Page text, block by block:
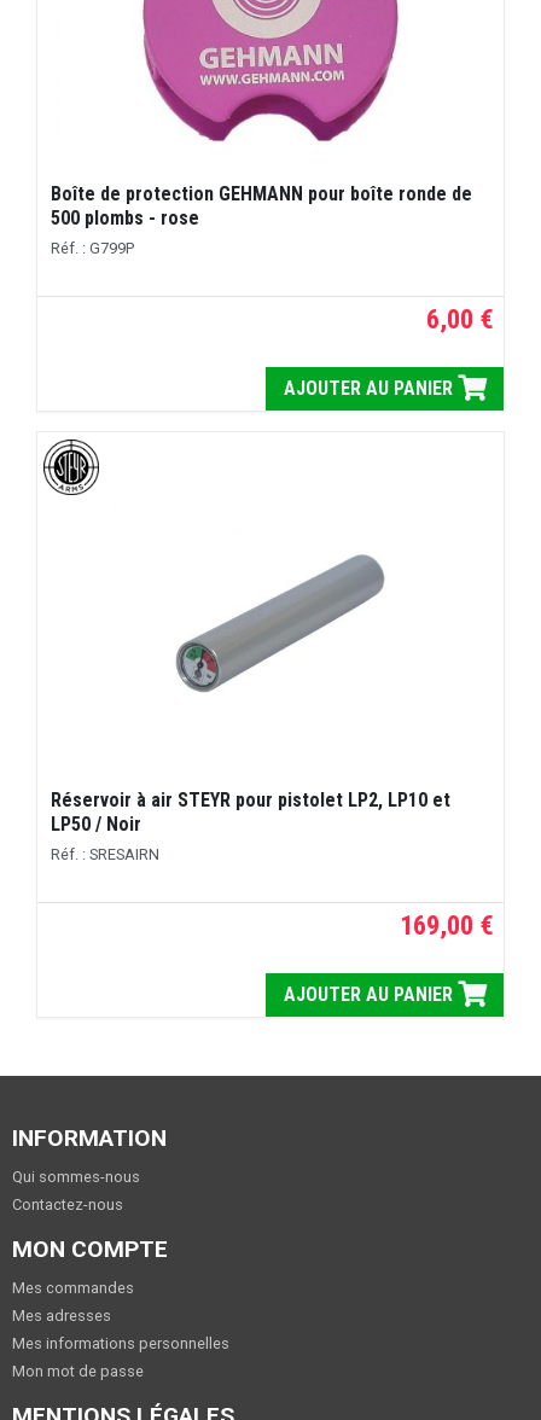
Boîte de protection GEHMANN pour boîte ronde de
500 plombs - rose
Réf. : G799P
6,00 €
AJOUTER AU PANIER
Réservoir à air STEYR pour pistolet LP2, LP10 et
LP50 / Noir
Réf. : SRESAIRN
169,00 €
AJOUTER AU PANIER
INFORMATION
Qui sommes-nous
Contactez-nous
MON COMPTE
Mes commandes
Mes adresses
Mes informations personnelles
Mon mot de passe